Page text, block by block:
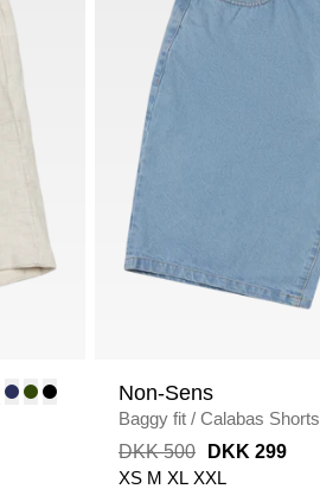
Non-Sens
Baggy fit / Calabas Shorts
DKK 500
DKK 299
XS M XL XXL